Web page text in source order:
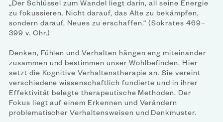
„Der Schlüssel zum Wandel liegt darin, all seine Energie
zu fokussieren. Nicht darauf, das Alte zu bekämpfen,
sondern darauf, Neues zu erschaffen.“ (Sokrates 469–
399 v. Chr.)
Denken, Fühlen und Verhalten hängen eng miteinander
zusammen und bestimmen unser Wohlbefinden. Hier
setzt die Kognitive Verhaltenstherapie an. Sie vereint
verschiedene wissenschaftlich fundierte und in ihrer
Effektivität belegte therapeutische Methoden. Der
Fokus liegt auf einem Erkennen und Verändern
problematischer Verhaltensweisen und Denkmuster.